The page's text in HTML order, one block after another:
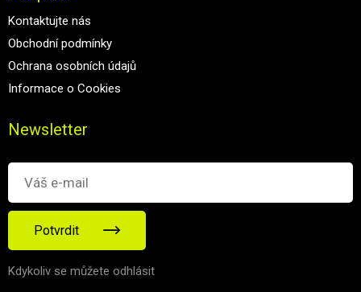
Kontaktujte nás
Obchodní podmínky
Ochrana osobních údajů
Informace o Cookies
Newsletter
Potvrdit
Kdykoliv se můžete odhlásit